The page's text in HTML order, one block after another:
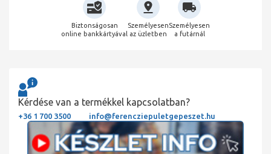
Biztonságosan
online bankkártyával
Személyesen
az üzletben
Személyesen
a futárnál
Kérdése van a termékkel kapcsolatban?
+36 1 700 3500 info@ferencziepuletgepeszet.hu